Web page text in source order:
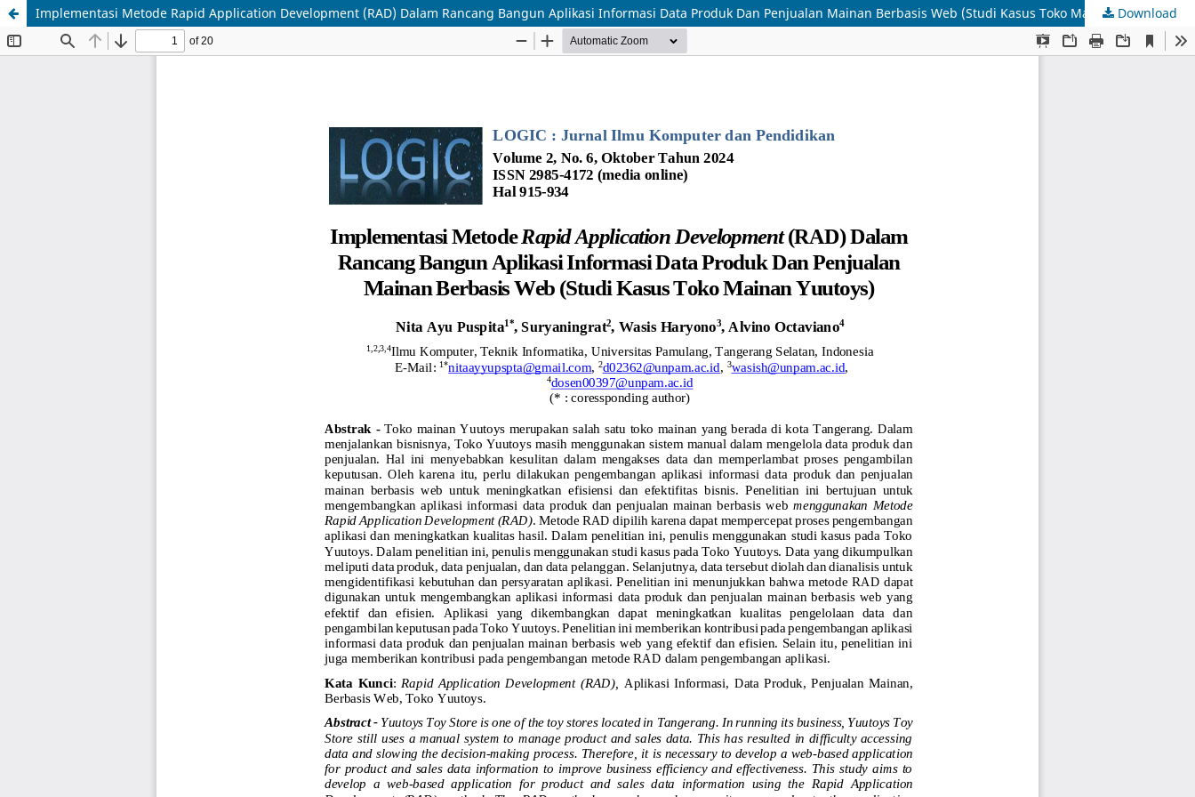
Implementasi Metode Rapid Application Development (RAD) Dalam Rancang Bangun Aplikasi Informasi Data Produk Dan Penjualan Mainan Berbasis Web (Studi Kasus Toko Mainan Yuutoys)
Download